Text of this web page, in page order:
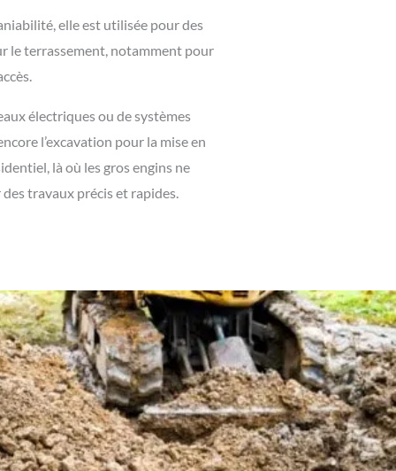
elle est utilisée pour des
le terrassement, notamment pour
électriques ou de systèmes
l’excavation pour la mise en
là où les gros engins ne
travaux précis et rapides.